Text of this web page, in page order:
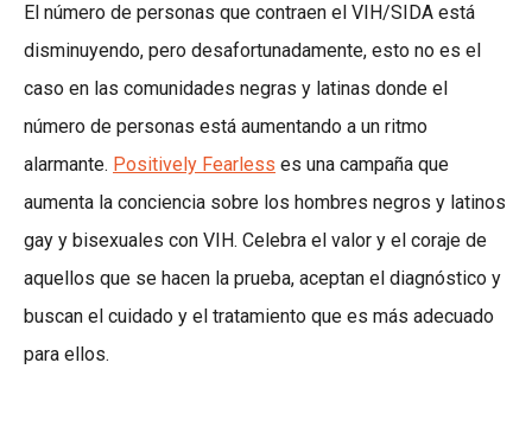
El número de personas que contraen el VIH/SIDA está
disminuyendo, pero desafortunadamente, esto no es el
caso en las comunidades negras y latinas donde el
número de personas está aumentando a un ritmo
alarmante. Positively Fearless es una campaña que
aumenta la conciencia sobre los hombres negros y latinos
gay y bisexuales con VIH. Celebra el valor y el coraje de
aquellos que se hacen la prueba, aceptan el diagnóstico y
buscan el cuidado y el tratamiento que es más adecuado
para ellos.